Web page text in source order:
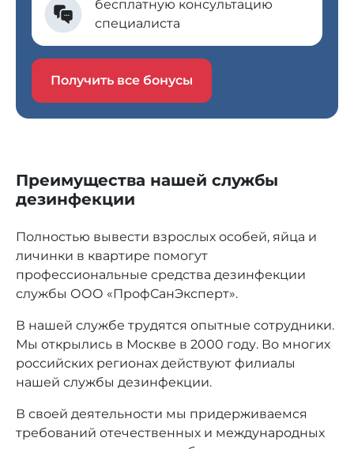
Получить все бонусы
бесплатную консультацию
специалиста
Преимущества нашей службы
дезинфекции
Полностью вывести взрослых особей, яйца и
личинки в квартире помогут
профессиональные средства дезинфекции
службы ООО «ПрофСанЭксперт».
В нашей службе трудятся опытные сотрудники.
Мы открылись в Москве в 2000 году. Во многих
российских регионах действуют филиалы
нашей службы дезинфекции.
В своей деятельности мы придерживаемся
требований отечественных и международных